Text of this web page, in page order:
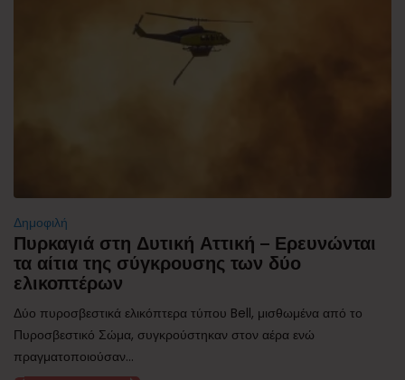
Δημοφιλή
Πυρκαγιά στη Δυτική Αττική – Ερευνώνται
τα αίτια της σύγκρουσης των δύο
ελικοπτέρων
Δύο πυροσβεστικά ελικόπτερα τύπου Bell, μισθωμένα από το
Πυροσβεστικό Σώμα, συγκρούστηκαν στον αέρα ενώ
πραγματοποιούσαν...